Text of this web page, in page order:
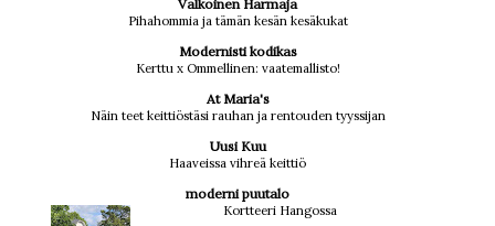
Valkoinen Harmaja
Pihahommia ja tämän kesän kesäkukat
Modernisti kodikas
Kerttu x Ommellinen: vaatemallisto!
At Maria's
Näin teet keittiöstäsi rauhan ja rentouden tyyssijan
Uusi Kuu
Haaveissa vihreä keittiö
moderni puutalo
Kortteeri Hangossa